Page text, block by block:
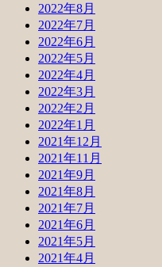
2022年8月
2022年7月
2022年6月
2022年5月
2022年4月
2022年3月
2022年2月
2022年1月
2021年12月
2021年11月
2021年9月
2021年8月
2021年7月
2021年6月
2021年5月
2021年4月